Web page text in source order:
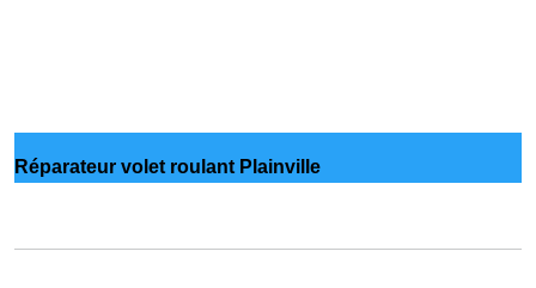
Réparateur volet roulant Plainville